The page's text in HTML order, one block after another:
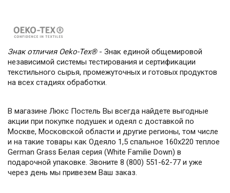
Знак отличия Oeko-Tex® - Знак единой общемировой
независимой системы тестирования и сертификации
текстильного сырья, промежуточных и готовых продуктов
на всех стадиях обработки.
В магазине Люкс Постель Вы всегда найдете выгодные
акции при покупке подушек и одеял с доставкой по
Москве, Московской области и другие регионы, том числе
и на такие товары как Одеяло 1,5 спальное 160х220 теплое
German Grass Белая серия (White Familie Down) в
подарочной упаковке. Звоните 8 (800) 551-62-77 и уже
через день мы привезем Ваш заказ.